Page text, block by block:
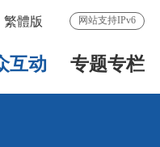
繁體版 网站支持IPv6
互动 专题专栏